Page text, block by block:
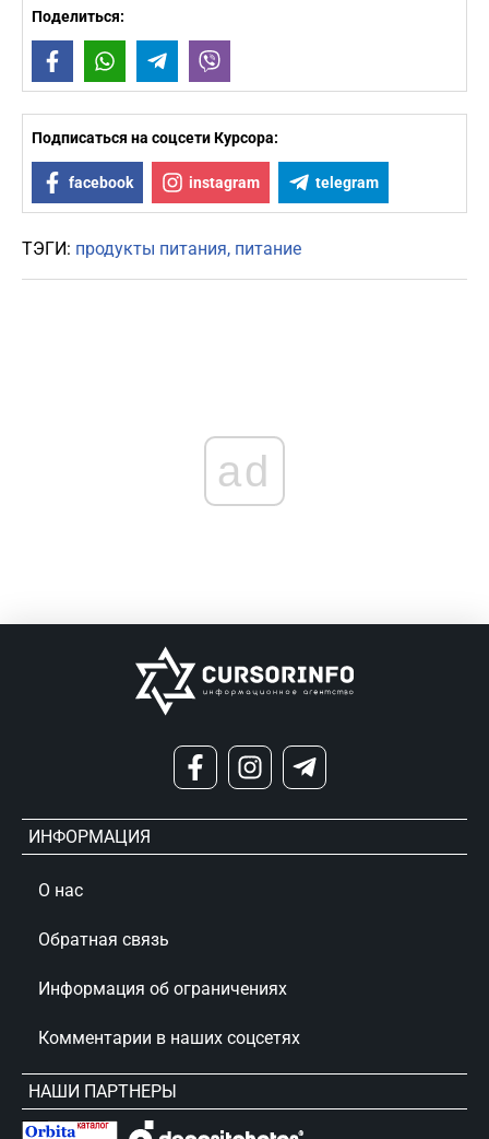
Поделиться:
FacebookWhatsAppTelegram
Подписаться на соцсети Курсора:
facebook instagram telegram
ТЭГИ: продукты питания питание
ad
ИНФОРМАЦИЯ
О нас
Обратная связь
Информация об ограничениях
Комментарии в наших соцсетях
НАШИ ПАРТНЕРЫ